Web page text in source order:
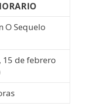
O Sequelo
15 de febrero